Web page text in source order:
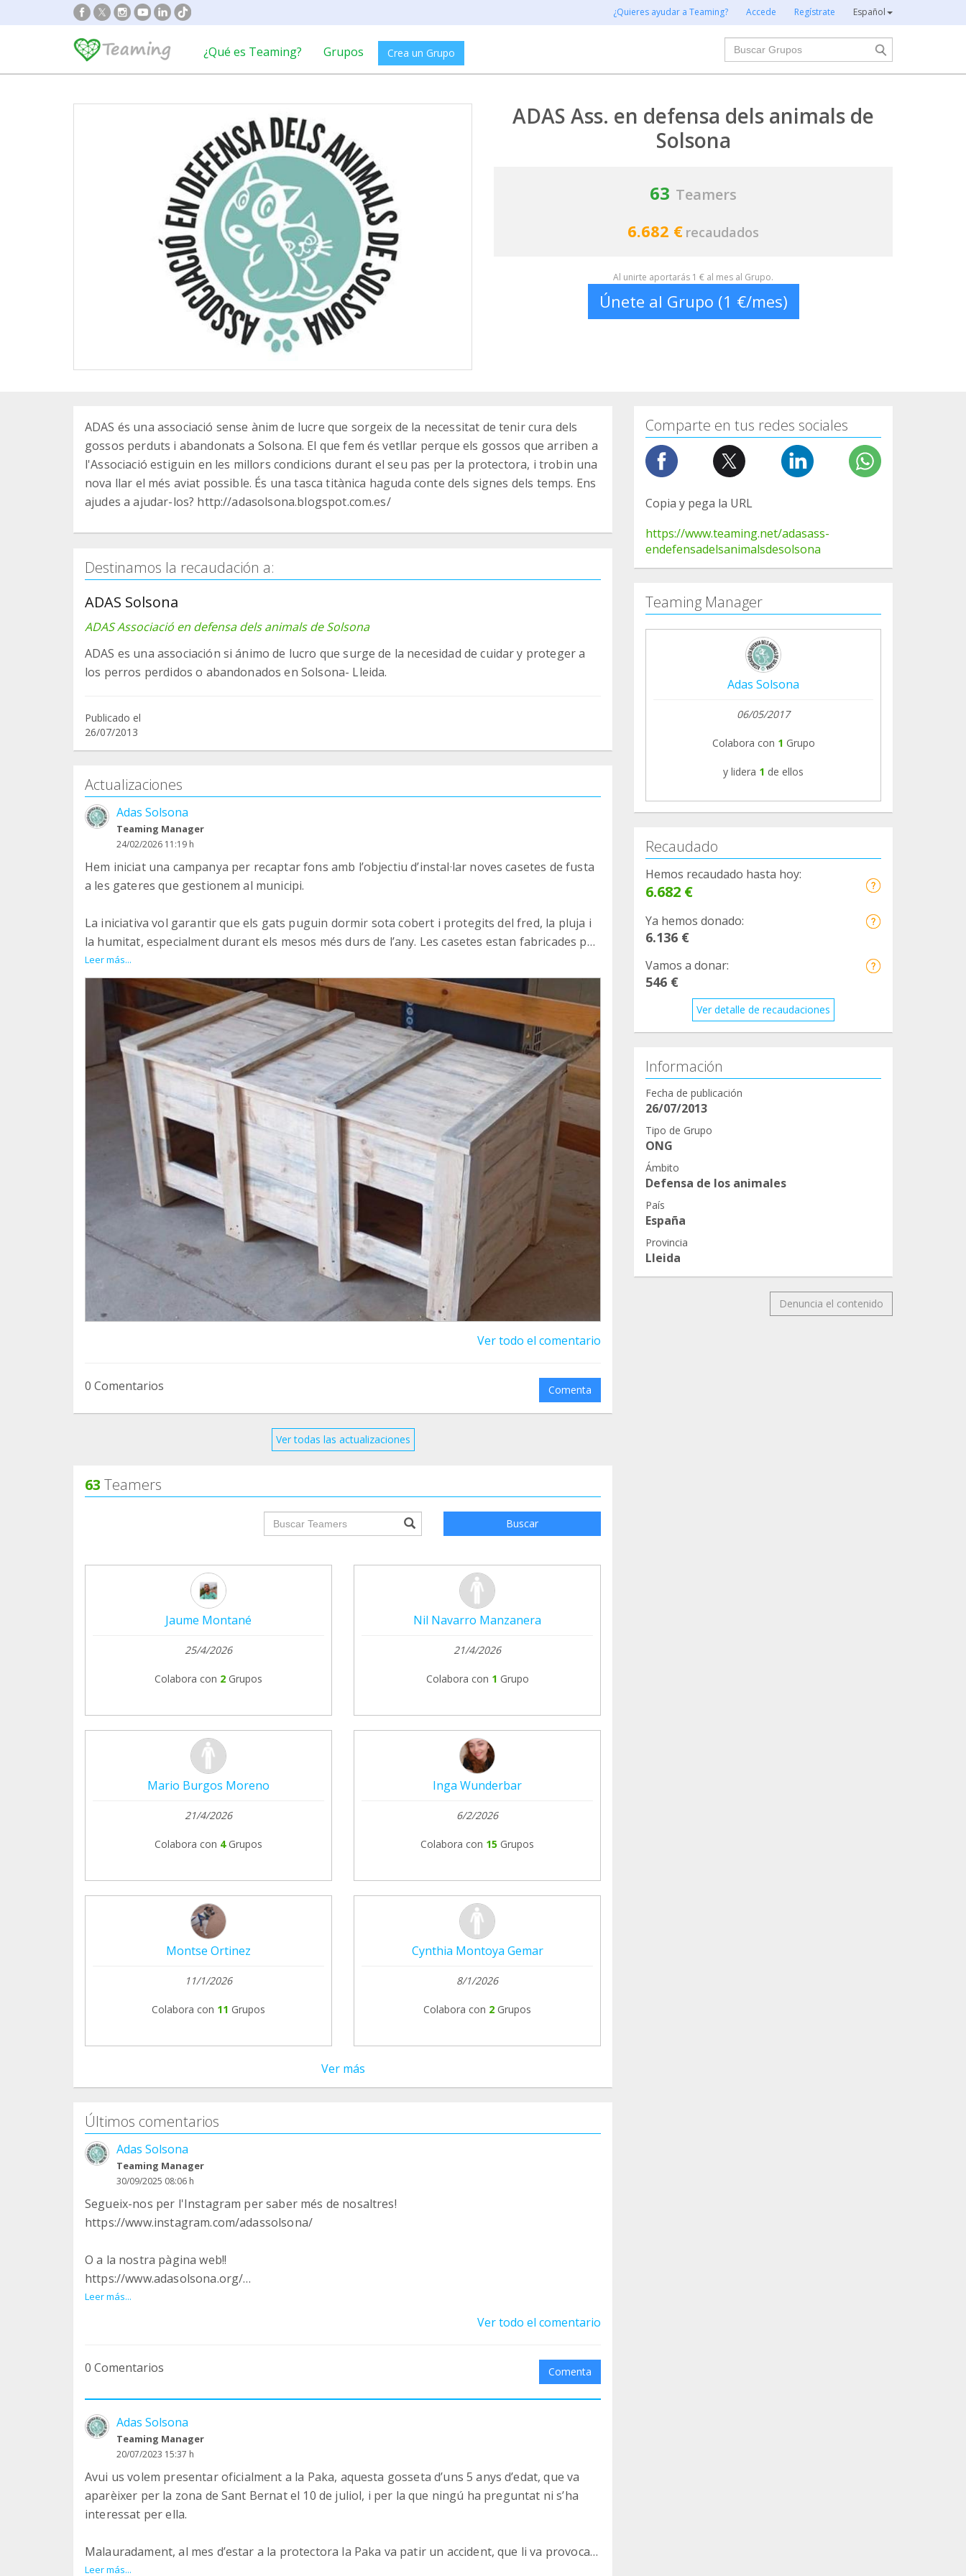
¿Quieres ayudar a Teaming? Accede Regístrate Español
¿Qué es Teaming? Grupos Crea un Grupo
Buscar
ADAS Ass. en defensa dels animals de
Solsona
63 Teamers
6.682 € recaudados
Al unirte aportarás 1 € al mes al Grupo.
Únete al Grupo (1 €/mes)
ADAS és una associació sense ànim de lucre que sorgeix de la necessitat de tenir cura dels
gossos perduts i abandonats a Solsona. El que fem és vetllar perque els gossos que arriben a
l'Associació estiguin en les millors condicions durant el seu pas per la protectora, i trobin una
nova llar el més aviat possible. És una tasca titànica haguda conte dels signes dels temps. Ens
ajudes a ajudar-los? http://adasolsona.blogspot.com.es/
Destinamos la recaudación a:
ADAS Solsona
ADAS Associació en defensa dels animals de Solsona
ADAS es una associación si ánimo de lucro que surge de la necesidad de cuidar y proteger a
los perros perdidos o abandonados en Solsona- Lleida.
Publicado el
26/07/2013
Actualizaciones
Adas Solsona
Teaming Manager
24/02/2026 11:19 h
Hem iniciat una campanya per recaptar fons amb l’objectiu d’instal·lar noves casetes de fusta
a les gateres que gestionem al municipi.
La iniciativa vol garantir que els gats puguin dormir sota cobert i protegits del fred, la pluja i
la humitat, especialment durant els mesos més durs de l’any. Les casetes estan fabricades pel
projecte social Volem Feina i tenen un cost de 500 euros.
La necessitat és urgent, ja que volem millorar el benestar dels animals i oferir-los unes
condicions més dignes mentre esperen una adopció o continuen sota la nostra cura.
Fem una crida a la col·laboració ciutadana i animem a totes les persones que vulguin ajudar a
sumar-se a la campanya. Qualsevol aportació, per petita que sigui, contribuirà directament a
fer possible la instal·lació de noves casetes i a millorar la qualitat de vida dels gats de Solsona.
Leer más...
Ver todo el comentario
0 Comentarios Comenta
Ver todas las actualizaciones
63 Teamers
groupProfile.searchForm.search.text??? Buscar
Jaume Montané
25/4/2026
Colabora con 2 Grupos
Nil Navarro Manzanera
21/4/2026
Colabora con 1 Grupo
Mario Burgos Moreno
21/4/2026
Colabora con 4 Grupos
Inga Wunderbar
6/2/2026
Colabora con 15 Grupos
Montse Ortinez
11/1/2026
Colabora con 11 Grupos
Cynthia Montoya Gemar
8/1/2026
Colabora con 2 Grupos
Ver más
Últimos comentarios
Adas Solsona
Teaming Manager
30/09/2025 08:06 h
Segueix-nos per l'Instagram per saber més de nosaltres!
https://www.instagram.com/adassolsona/
O a la nostra pàgina web!!
https://www.adasolsona.org/
Leer más...
Ver todo el comentario
0 Comentarios Comenta
Adas Solsona
Teaming Manager
20/07/2023 15:37 h
Avui us volem presentar oficialment a la Paka, aquesta gosseta d’uns 5 anys d’edat, que va
aparèixer per la zona de Sant Bernat el 10 de juliol, i per la que ningú ha preguntat ni s’ha
interessat per ella.
Malauradament, al mes d’estar a la protectora la Paka va patir un accident, que li va provocar
la luxació del fèmur i una hèrnia abdominal, per la que ha hagut que ser intervinguda dos
Leer más...
Comparte en tus redes sociales
Copia y pega la URL
https://www.teaming.net/adasass-
endefensadelsanimalsdesolsona
Teaming Manager
Adas Solsona
06/05/2017
Colabora con 1 Grupo
y lidera 1 de ellos
Recaudado
Hemos recaudado hasta hoy:
6.682 €
Ya hemos donado:
6.136 €
Vamos a donar:
546 €
Ver detalle de recaudaciones
Información
Fecha de publicación
26/07/2013
Tipo de Grupo
ONG
Ámbito
Defensa de los animales
País
España
Provincia
Lleida
Denuncia el contenido